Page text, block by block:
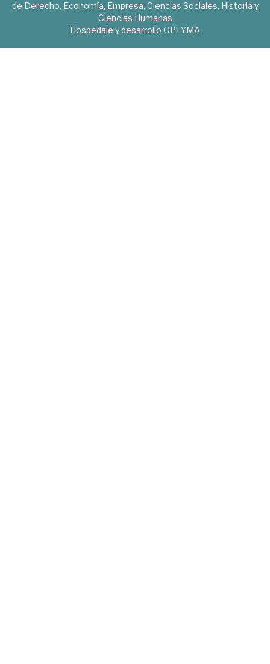
de Derecho, Economía, Empresa, Ciencias Sociales, Historia y
Ciencias Humanas
Hospedaje y desarrollo OPTYMA